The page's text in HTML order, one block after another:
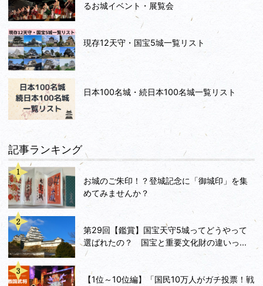
るお城イベント・展覧会
現存12天守・国宝5城一覧リスト
日本100名城・続日本100名城一覧リスト
記事ランキング
お城のご朱印！？登城記念に「御城印」を集
めてみませんか？
第29回【鑑賞】国宝天守5城ってどうやって
選ばれたの？ 国宝と重要文化財の違いっ...
【1位～10位編】「国民10万人がガチ投票！戦